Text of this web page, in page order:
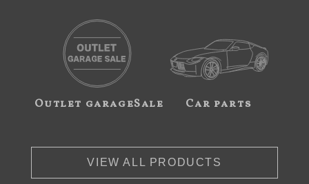
Outlet garageSale Car parts
VIEW ALL PRODUCTS